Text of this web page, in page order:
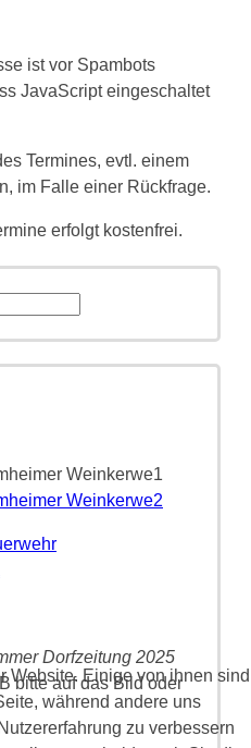
ist vor Spambots
JavaScript eingeschaltet
Termines, evtl. einem
im Falle einer Rückfrage.
erfolgt kostenfrei.
Dorfzeitung 2025
bitte auf das Bild oder
Website. Einige von ihnen sind
während andere uns
zu verbessern